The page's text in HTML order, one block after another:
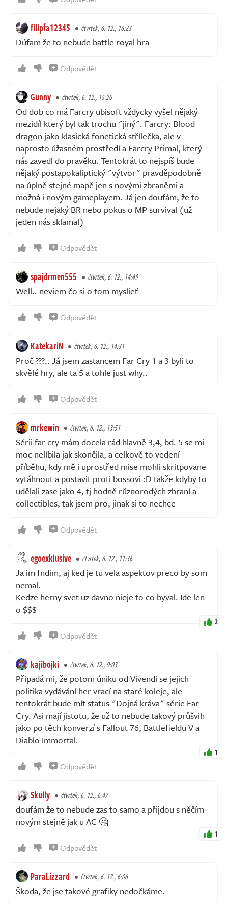
filipfa12345 čtvrtek, 6. 12., 16:23
Dúfam že to nebude battle royal hra
Odpovědět
Gunny čtvrtek, 6. 12., 15:20
Od dob co má Farcry ubisoft vždycky vyšel nějaký
mezidíl který byl tak trochu "jiný". Farcry: Blood
dragon jako klasická fonetická střílečka, ale v
naprosto úžasném prostředí a Farcry Primal, který
nás zavedl do pravěku. Tentokrát to nejspíš bude
nějaký postapokaliptický "výtvor" pravděpodobně
na úplně stejné mapě jen s novými zbraněmi a
možná i novým gameplayem. Já jen doufám, že to
nebude nejaký BR nebo pokus o MP survival (už
jeden nás sklamal)
Odpovědět
spajdrmen555 čtvrtek, 6. 12., 14:49
Well.. neviem čo si o tom myslieť
Odpovědět
KatekariN čtvrtek, 6. 12., 14:31
Proč ???.. Já jsem zastancem Far Cry 1 a 3 byli to
skvělé hry, ale ta 5 a tohle just why..
Odpovědět
mrkewin čtvrtek, 6. 12., 13:51
Sérii far cry mám docela rád hlavně 3,4, bd. 5 se mi
moc nelíbila jak skončila, a celkově to vedení
příběhu, kdy mě i uprostřed mise mohli skritpovane
vytáhnout a postavit proti bossovi :D takže kdyby to
udělali zase jako 4, tj hodně různorodých zbraní a
collectibles, tak jsem pro, jinak si to nechce
Odpovědět
egoexklusive čtvrtek, 6. 12., 11:36
Ja im fndim, aj ked je tu vela aspektov preco by som
nemal.
Kedze herny svet uz davno nieje to co byval. Ide len
o $$$
2
Odpovědět
kajibojki čtvrtek, 6. 12., 9:03
Připadá mi, že potom úniku od Vivendi se jejich
politika vydávání her vrací na staré koleje, ale
tentokrát bude mít status "Dojná kráva" série Far
Cry. Asi mají jistotu, že už to nebude takový průšvih
jako po těch konverzí s Fallout 76, Battlefieldu V a
Diablo Immortal.
1
Odpovědět
Skully čtvrtek, 6. 12., 6:47
doufám že to nebude zas to samo a přijdou s něčím
novým stejně jak u AC 🤔
1
Odpovědět
ParaLizzard čtvrtek, 6. 12., 6:06
Škoda, že jse takové grafiky nedočkáme.